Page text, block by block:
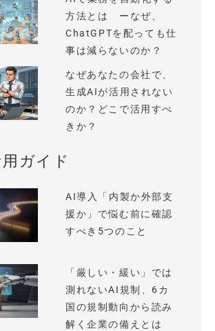
方法とは ーなぜ、
ChatGPTを配っても仕
事は減らないのか？
なぜあなたの会社で、
生成AIが活用されない
のか？どこで活用すべ
きか？
ガイド
AI導入「内製か外部支
援か」で悩む前に確認
すべき5つのこと
「厳しい・緩い」では
測れないAI規制、6カ
国の規制動向から読み
解く企業の備えとは